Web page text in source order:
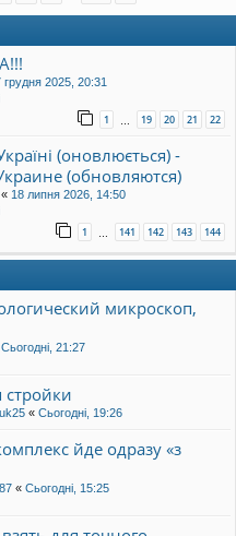
грудня 2025, 20:31
1 … 19 20 21 22
(оновлюється) -
(обновляются)
« 18 липня 2026, 14:50
1 … 141 142 143 144
микроскоп,
Сьогодні, 21:27
« Сьогодні, 19:26
йде одразу «з
« Сьогодні, 15:25